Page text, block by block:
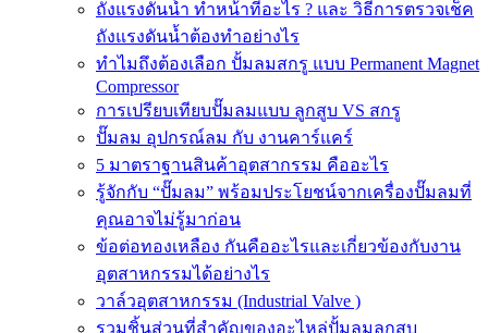
ถังแรงดันน้ำ ทำหน้าที่อะไร ? และ วิธีการตรวจเช็ค
ถังแรงดันน้ำต้องทำอย่างไร
ทำไมถึงต้องเลือก ปั้มลมสกรู แบบ Permanent Magnet
Compressor
การเปรียบเทียบปั๊มลมแบบ ลูกสูบ VS สกรู
ปั๊มลม อุปกรณ์ลม กับ งานคาร์แคร์
5 มาตราฐานสินค้าอุตสากรรม คืออะไร
รู้จักกับ “ปั๊มลม” พร้อมประโยชน์จากเครื่องปั๊มลมที่
คุณอาจไม่รู้มาก่อน
ข้อต่อทองเหลือง กันคืออะไรและเกี่ยวข้องกับงาน
อุตสาหกรรมได้อย่างไร
วาล์วอุตสาหกรรม (Industrial Valve )
รวมชิ้นส่วนที่สำคัญของอะไหล่ปั้มลมลูกสูบ